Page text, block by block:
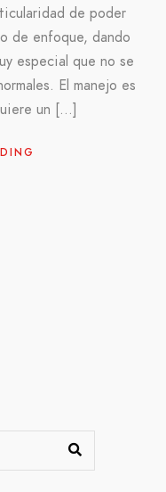
de poder
de enfoque, dando
especial que no se
El manejo es
un […]